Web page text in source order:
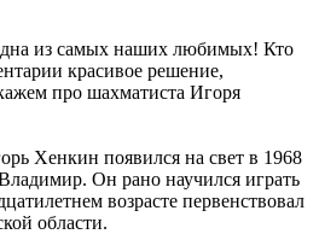
из самых наших любимых! Кто
красивое решение,
про шахматиста Игоря
Хенкин появился на свет в 1968
Он рано научился играть
возрасте первенствовал
области.